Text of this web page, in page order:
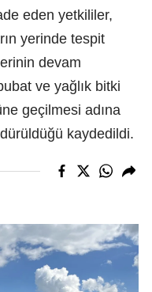
eden yetkililer,
yerinde tespit
devam
ve yağlık bitki
geçilmesi adına
kaydedildi.